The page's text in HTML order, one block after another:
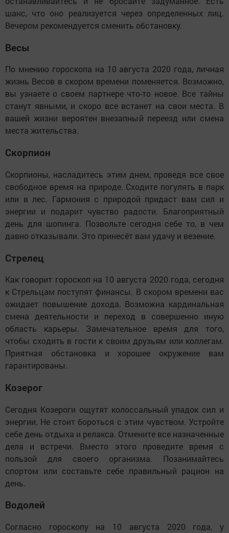
шанс, что оно реализуется через определенных лиц.
Вечером рекомендуется сменить обстановку.
Весы
По мнению гороскопа на 10 августа 2020 года, личная
жизнь Весов в скором времени поменяется. Возможно,
вы узнаете о своем партнере что-то новое. Все тайны
станут явными, и скоро все встанет на свои места. В
вашей жизни вероятен внезапный переезд или смена
места жительства.
Скорпион
Скорпионы, насладитесь этим днем, проведя все свое
свободное время на природе. Сходите погулять в парк
или в лес. Гармония с природой придаст вам сил и
энергии и подарит чувство радости. Благоприятный
день для шопинга. Позвольте сегодня себе то, в чем
давно отказывали. Это принесёт вам удачу и везение.
Стрелец
Как говорит гороскоп на 10 августа 2020 года, сегодня
к Стрельцам поступят финансы. В скором времени вас
ожидает повышение дохода. Возможна кардинальная
смена деятельности и переход в совершенно иную
область карьеры. Замечательное время для того,
чтобы сходить в гости к своим друзьям или коллегам.
Приятная обстановка и хорошее окружение вам
гарантированы.
Козерог
Сегодня Козероги ощутят колоссальный упадок сил и
энергии. Не стоит бороться с этим чувством. Устройте
себе день отдыха и релакса. Отмените все назначенные
дела и встречи. Вместо этого проведите время с
пользой для своего организма. Позанимайтесь
спортом или составьте себе правильный рацион на
день.
Водолей
Согласно гороскопу на 10 августа 2020 года, у